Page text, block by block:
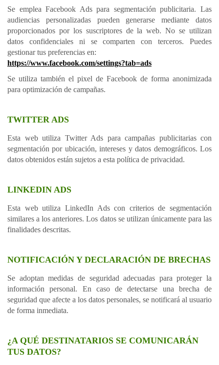
Se emplea Facebook Ads para segmentación publicitaria. Las
audiencias personalizadas pueden generarse mediante datos
proporcionados por los suscriptores de la web. No se utilizan
datos confidenciales ni se comparten con terceros. Puedes
gestionar tus preferencias en:
https://www.facebook.com/settings?tab=ads
Se utiliza también el pixel de Facebook de forma anonimizada
para optimización de campañas.
TWITTER ADS
Esta web utiliza Twitter Ads para campañas publicitarias con
segmentación por ubicación, intereses y datos demográficos. Los
datos obtenidos están sujetos a esta política de privacidad.
LINKEDIN ADS
Esta web utiliza LinkedIn Ads con criterios de segmentación
similares a los anteriores. Los datos se utilizan únicamente para las
finalidades descritas.
NOTIFICACIÓN Y DECLARACIÓN DE BRECHAS
Se adoptan medidas de seguridad adecuadas para proteger la
información personal. En caso de detectarse una brecha de
seguridad que afecte a los datos personales, se notificará al usuario
de forma inmediata.
¿A QUÉ DESTINATARIOS SE COMUNICARÁN
TUS DATOS?